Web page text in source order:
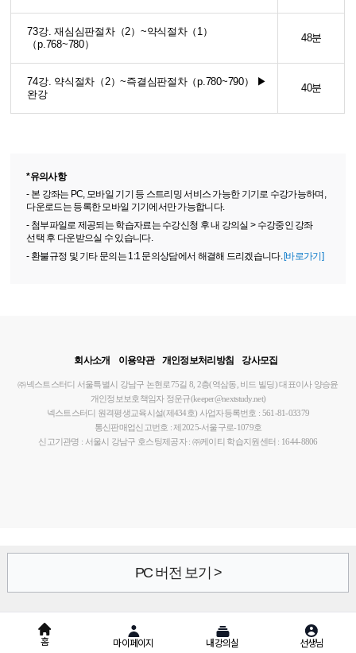
홈 마이페이지 내강의실 선생님
73강. 재심심판절차（2）~약식절차（1）
（p.768~780）
48분
74강. 약식절차（2）~즉결심판절차（p.780~790） ▶
완강
40분
*유의사항
- 본 강좌는 PC, 모바일 기기 등 스트리밍 서비스 가능한 기기로 수강가능하며,
다운로드는 등록한 모바일 기기에서만 가능합니다.
- 첨부파일로 제공되는 학습자료는 수강신청 후 내 강의실 > 수강중인 강좌
선택 후 다운받으실 수 있습니다.
- 환불규정 및 기타 문의는 1:1 문의상담에서 해결해 드리겠습니다.[바로가기]
회사소개 이용약관 개인정보처리방침 강사모집
㈜넥스트스터디 서울특별시 강남구 논현로75길 8, 2층(역삼동, 비드 빌딩)대표이사 양승윤
개인정보보호책임자 정운규(keeper@nextstudy.net)
넥스트스터디 원격평생교육시설(제434호) 사업자등록번호 : 561-81-03379
통신판매업신고번호 : 제2025-서울구로-1079호
신고기관명 : 서울시 강남구 호스팅제공자 : ㈜케이티 학습지원센터 : 1644-8806
PC 버전 보기 >